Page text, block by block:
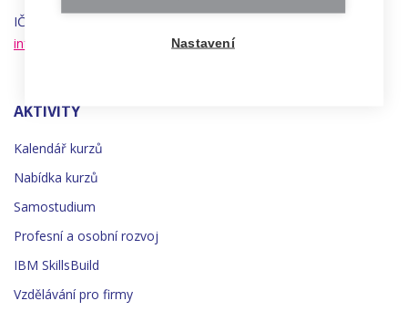
IČO 22834958 | DIČ CZ22834958
info@czechitas.cz
AKTIVITY
Kalendář kurzů
Nabídka kurzů
Samostudium
Profesní a osobní rozvoj
IBM SkillsBuild
Vzdělávání pro firmy
Nastavení